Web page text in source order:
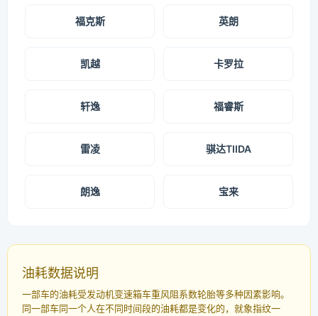
福克斯 英朗
凯越 卡罗拉
轩逸 福睿斯
雷凌 骐达TIIDA
朗逸 宝来
油耗数据说明
一部车的油耗受发动机变速箱车重风阻系数轮胎等多种因素影响。
同一部车同一个人在不同时间段的油耗都是变化的，就象指纹一